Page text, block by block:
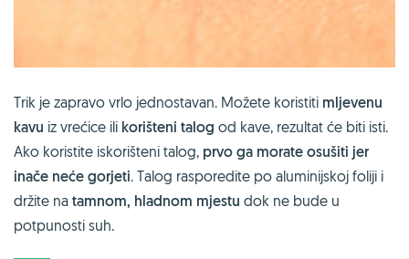
Trik je zapravo vrlo jednostavan. Možete koristiti mljevenu
kavu iz vrećice ili korišteni talog od kave, rezultat će biti isti.
Ako koristite iskorišteni talog, prvo ga morate osušiti jer
inače neće gorjeti. Talog rasporedite po aluminijskoj foliji i
držite na tamnom, hladnom mjestu dok ne bude u
potpunosti suh.